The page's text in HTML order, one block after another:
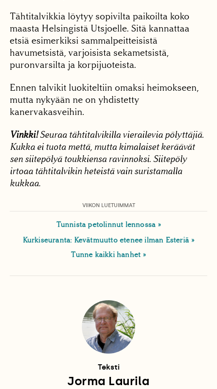
Tähtitalvikkia löytyy sopivilta paikoilta koko
maasta Helsingistä Utsjoelle. Sitä kannattaa
etsiä esimerkiksi sammalpeitteisistä
havumetsistä, varjoisista sekametsistä,
puronvarsilta ja korpijuoteista.
Ennen talvikit luokiteltiin omaksi heimokseen,
mutta nykyään ne on yhdistetty
kanervakasveihin.
Vinkki!Seuraa tähtitalvikilla vierailevia pölyttäjiä.
Kukka ei tuota mettä, mutta kimalaiset keräävät
sen siitepölyä toukkiensa ravinnoksi. Siitepöly
irtoaa tähtitalvikin heteistä vain suristamalla
kukkaa.
VIIKON LUETUIMMAT
Tunnista petolinnut lennossa
Kurkiseuranta: Kevätmuutto etenee ilman Esteriä
Tunne kaikki hanhet
Teksti
Jorma Laurila